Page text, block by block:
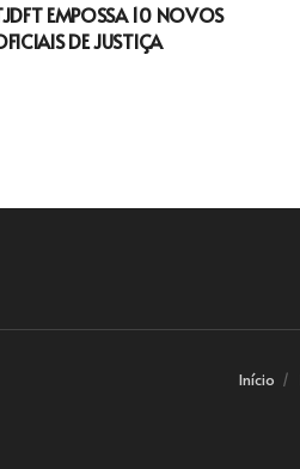
EMPOSSA 10 NOVOS
DE JUSTIÇA
Início